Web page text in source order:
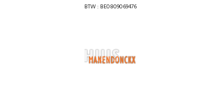
BTW : BE0809069476